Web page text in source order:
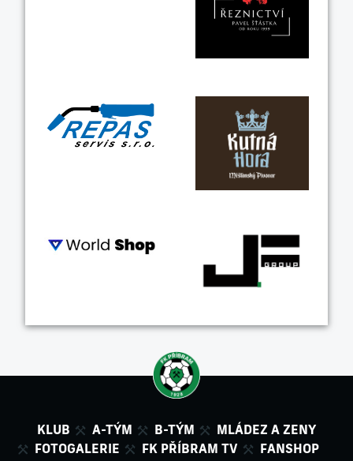
KLUB A-TÝM B-TÝM
MLÁDEZ A ZENY
FOTOGALERIE
FK PŘÍBRAM TV
FANSHOP